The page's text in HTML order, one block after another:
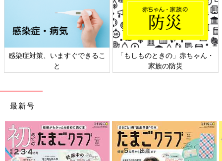
日本外来小児科学会リーフレッ
ト検討会
六星占術 細木かおりさんの人生
相談
最新号